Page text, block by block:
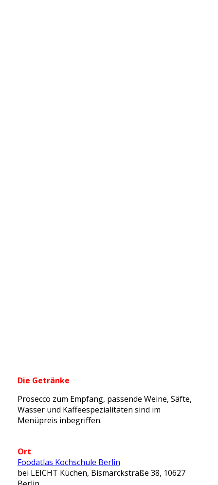
Die Getränke
Prosecco zum Empfang, passende Weine, Säfte,
Wasser und Kaffeespezialitäten sind im
Menüpreis inbegriffen.
Ort
Foodatlas Kochschule Berlin
bei LEICHT Küchen, Bismarckstraße 38, 10627